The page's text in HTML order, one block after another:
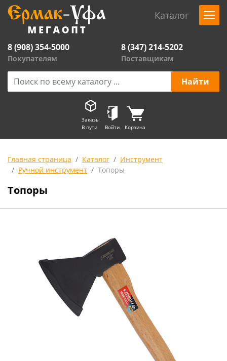
Каталог
8 (908) 354-5000
Покупателям
8 (347) 214-5202
Поставщикам
Заказы
В пути
Войти Корзина
Главная страница Каталог
Инструмент
Ручной инструмент
Топоры
Топоры